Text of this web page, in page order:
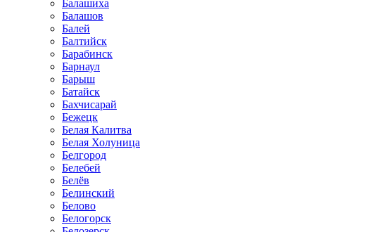
Балашиха
Балашов
Балей
Балтийск
Барабинск
Барнаул
Барыш
Батайск
Бахчисарай
Бежецк
Белая Калитва
Белая Холуница
Белгород
Белебей
Белёв
Белинский
Белово
Белогорск